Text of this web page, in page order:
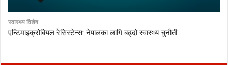
स्वास्थ्य विशेष
एन्टिमाइक्रोबियल रेसिस्टेन्स: नेपालका लागि बढ्दो स्वास्थ्य चुनौती